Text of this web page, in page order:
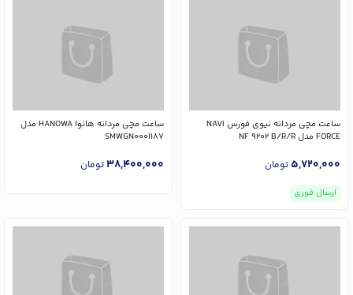
ساعت مچی مردانه نیوی فورس NAVI
FORCE مدل NF 9202 B/R/R
5,720,000تومان
ارسال فوری
ساعت مچی مردانه هانوا HANOWA مدل
SMWGN0001187
38,400,000تومان